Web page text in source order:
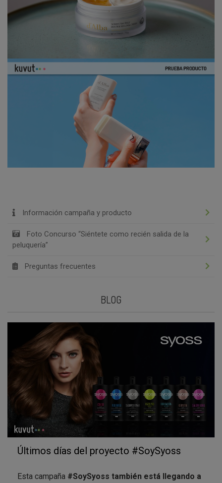
Información campaña y producto
Foto Concurso “Siéntete como recién salida de la
peluquería”
Preguntas frecuentes
BLOG
Últimos días del proyecto #SoySyoss
Esta campaña #SoySyoss también está llegando a